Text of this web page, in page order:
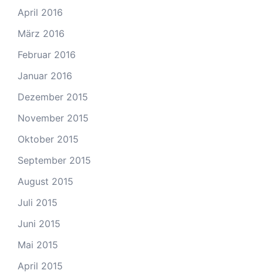
April 2016
März 2016
Februar 2016
Januar 2016
Dezember 2015
November 2015
Oktober 2015
September 2015
August 2015
Juli 2015
Juni 2015
Mai 2015
April 2015